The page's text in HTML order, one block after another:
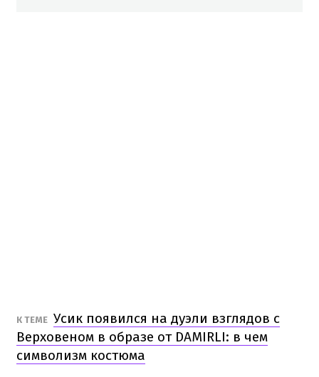
К ТЕМЕ Усик появился на дуэли взглядов с
Верховеном в образе от DAMIRLI: в чем
символизм костюма